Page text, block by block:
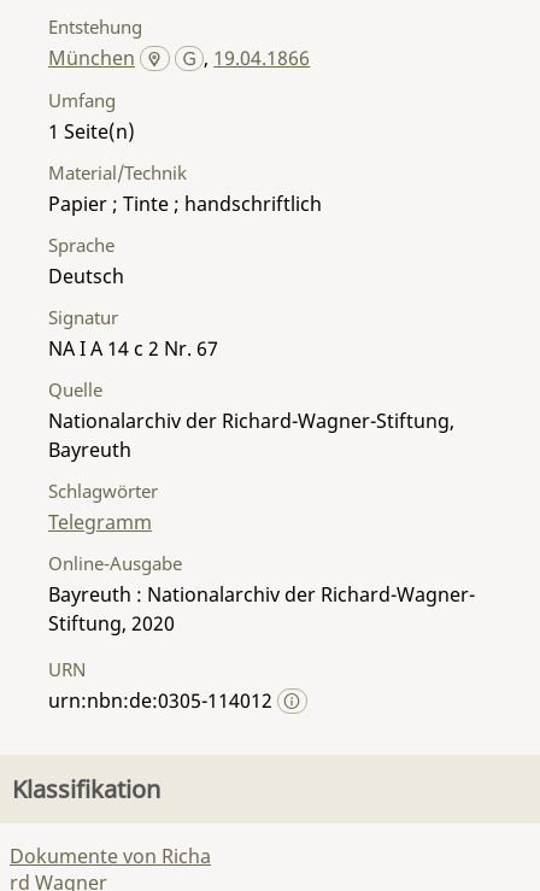
Entstehung
München , 19.04.1866
Umfang
1
Material/Technik
Papier ; Tinte ; handschriftlich
Sprache
Deutsch
Signatur
NA I A 14 c 2 Nr. 67
Quelle
Nationalarchiv der Richard-Wagner-Stiftung,
Bayreuth
Schlagwörter
Telegramm
Online-Ausgabe
Bayreuth : Nationalarchiv der Richard-Wagner-
Stiftung, 2020
URN
urn:nbn:de:0305-114012
Klassifikation
Dokumente von Richa
rd Wagner